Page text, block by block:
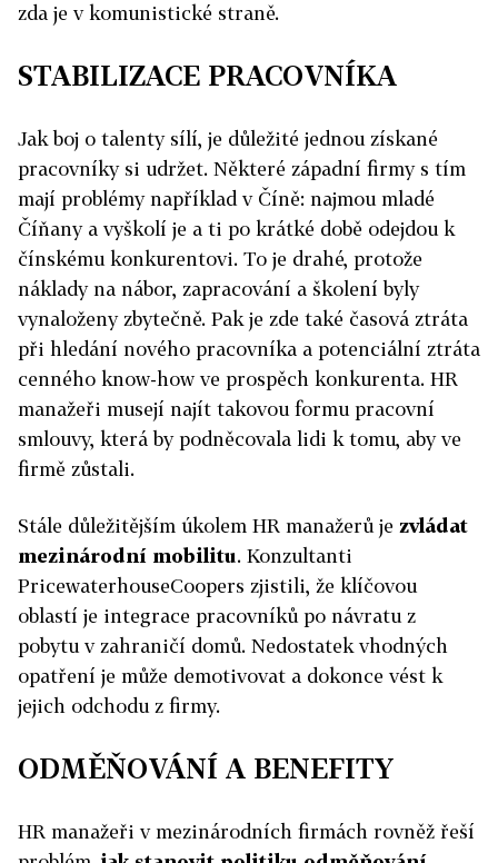
zda je v komunistické straně.
STABILIZACE PRACOVNÍKA
Jak boj o talenty sílí, je důležité jednou získané
pracovníky si udržet. Některé západní firmy s tím
mají problémy například v Číně: najmou mladé
Číňany a vyškolí je a ti po krátké době odejdou k
čínskému konkurentovi. To je drahé, protože
náklady na nábor, zapracování a školení byly
vynaloženy zbytečně. Pak je zde také časová ztráta
při hledání nového pracovníka a potenciální ztráta
cenného know-how ve prospěch konkurenta. HR
manažeři musejí najít takovou formu pracovní
smlouvy, která by podněcovala lidi k tomu, aby ve
firmě zůstali.
Stále důležitějším úkolem HR manažerů je zvládat
mezinárodní mobilitu. Konzultanti
PricewaterhouseCoopers zjistili, že klíčovou
oblastí je integrace pracovníků po návratu z
pobytu v zahraničí domů. Nedostatek vhodných
opatření je může demotivovat a dokonce vést k
jejich odchodu z firmy.
ODMĚŇOVÁNÍ A BENEFITY
HR manažeři v mezinárodních firmách rovněž řeší